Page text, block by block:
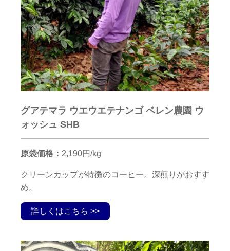
グアテマラ ウエウエテナンゴ ベレン農園 ウ
ォッシュ SHB
原袋価格： 2,190円/kg
クリーンカップが特徴のコーヒー。深煎りがおすす
め。
詳しくはこちら >>